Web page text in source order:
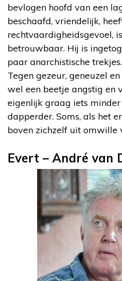
bevlogen hoofd van een
beschaafd, vriendelijk,
rechtvaardigheidsgevoel,
betrouwbaar. Hij is
paar anarchistische
Tegen gezeur, geneuzel
wel een beetje angstig en
eigenlijk graag iets minder
dapperder. Soms, als het
boven zichzelf uit omwille
Evert – André van